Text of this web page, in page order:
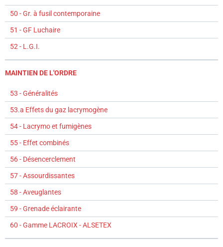
50 - Gr. à fusil contemporaine
51 - GF Luchaire
52 - L.G.I.
MAINTIEN DE L'ORDRE
53 - Généralités
53.a Effets du gaz lacrymogène
54 - Lacrymo et fumigènes
55 - Effet combinés
56 - Désencerclement
57 - Assourdissantes
58 - Aveuglantes
59 - Grenade éclairante
60 - Gamme LACROIX - ALSETEX